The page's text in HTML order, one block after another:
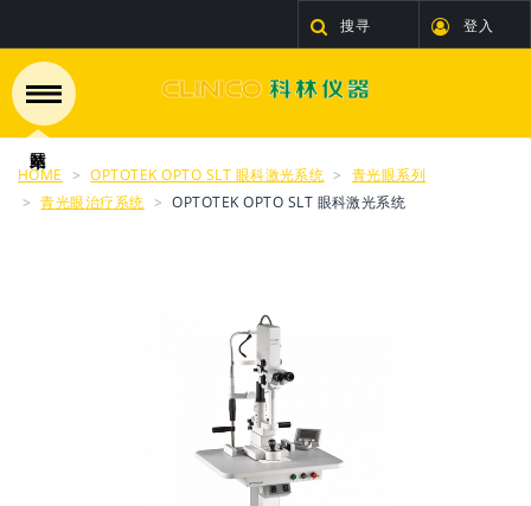
搜寻 登入
HOME OPTOTEK OPTO SLT 眼科激光系统
青光眼系列
青光眼治疗系统
OPTOTEK OPTO SLT 眼科激光系统